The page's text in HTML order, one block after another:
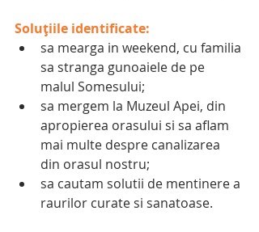
Soluțiile identificate:
sa mearga in weekend, cu familia
sa stranga gunoaiele de pe
malul Somesului;
sa mergem la Muzeul Apei, din
apropierea orasului si sa aflam
mai multe despre canalizarea
din orasul nostru;
sa cautam solutii de mentinere a
raurilor curate si sanatoase.